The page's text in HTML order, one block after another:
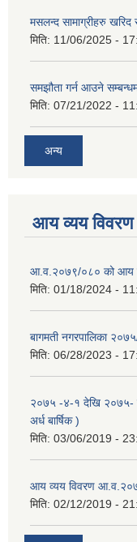
मसलन्द सामाग्रीहरु खरिद
मिति: 11/06/2025 -
समझौता गर्न आउने
मिति: 07/21/2022 -
अन्य
आय व्यय विवरण
आ.व.२०७९/०८० को आय
मिति: 01/18/2024 -
बागमती नगरपालिका
मिति: 06/28/2023 -
२०७५ -४-१ देखि २०७५-
अर्ध बार्षिक )
मिति: 03/06/2019 -
आय व्यय विवरण
मिति: 02/12/2019 -